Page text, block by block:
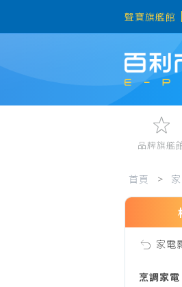
聲寶旗艦館
品牌旗艦
首頁 >
家電
烹調家電